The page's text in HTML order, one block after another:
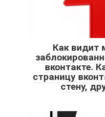
Как видит
вконтакте.
страницу
стену,